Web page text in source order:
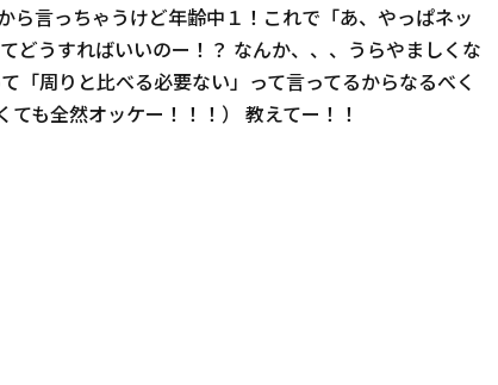
言っちゃうけど年齢中１！これで「あ、やっぱネッ
どうすればいいのー！？ なんか、、、うらやましくな
「周りと比べる必要ない」って言ってるからなるべく
も全然オッケー！！！） 教えてー！！